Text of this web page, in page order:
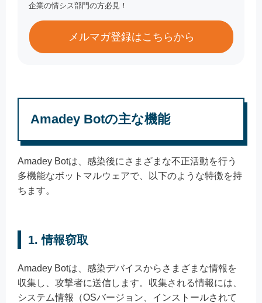
企業の情シス部門の方必見！
メルマガ登録はこちらから
Amadey Botの主な機能
Amadey Botは、感染後にさまざまな不正活動を行う
多機能なボットマルウェアで、以下のような特徴を持
ちます。
1. 情報窃取
Amadey Botは、感染デバイスからさまざまな情報を
収集し、攻撃者に送信します。収集される情報には、
システム情報（OSバージョン、インストールされて